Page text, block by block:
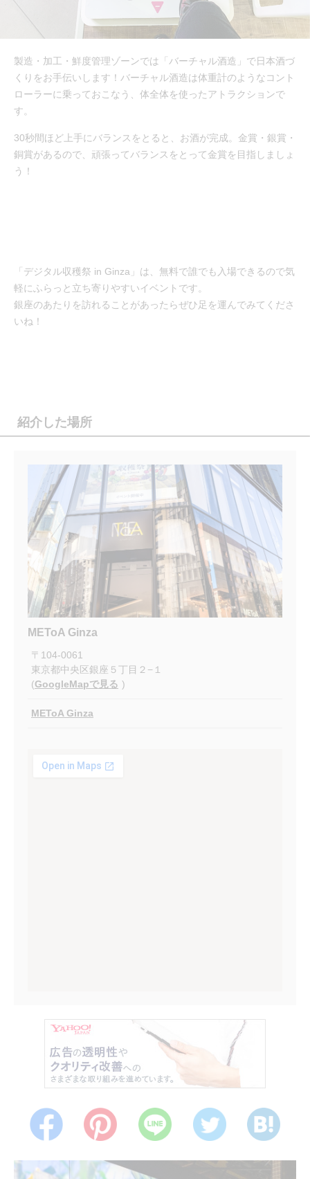
製造・加工・鮮度管理ゾーンでは「バーチャル酒造」で日本酒づ
くりをお手伝いします！バーチャル酒造は体重計のようなコント
ローラーに乗っておこなう、体全体を使ったアトラクションで
す。
30秒間ほど上手にバランスをとると、お酒が完成。金賞・銀賞・
銅賞があるので、頑張ってバランスをとって金賞を目指しましょ
う！
「デジタル収穫祭 in Ginza」は、無料で誰でも入場できるので気
軽にふらっと立ち寄りやすいイベントです。
銀座のあたりを訪れることがあったらぜひ足を運んでみてくださ
いね！
紹介した場所
METoA Ginza
〒 104-0061
東京都中央区銀座５丁目２−１
(GoogleMapで見る )
METoA Ginza